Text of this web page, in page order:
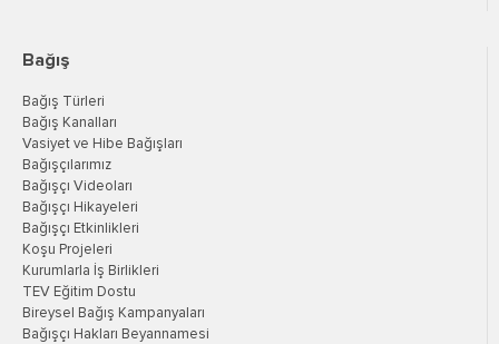
Bağış
Bağış Türleri
Bağış Kanalları
Vasiyet ve Hibe Bağışları
Bağışçılarımız
Bağışçı Videoları
Bağışçı Hikayeleri
Bağışçı Etkinlikleri
Koşu Projeleri
Kurumlarla İş Birlikleri
TEV Eğitim Dostu
Bireysel Bağış Kampanyaları
Bağışçı Hakları Beyannamesi